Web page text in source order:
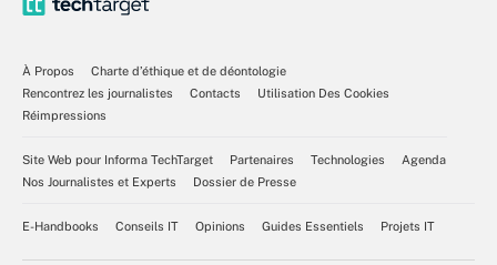
À Propos
Charte d’éthique et de déontologie
Rencontrez les journalistes
Contacts
Utilisation Des Cookies
Réimpressions
Site Web pour Informa TechTarget Partenaires Technologies
Agenda
Nos Journalistes et Experts
Dossier de Presse
E-Handbooks Conseils IT Opinions Guides Essentiels Projets IT